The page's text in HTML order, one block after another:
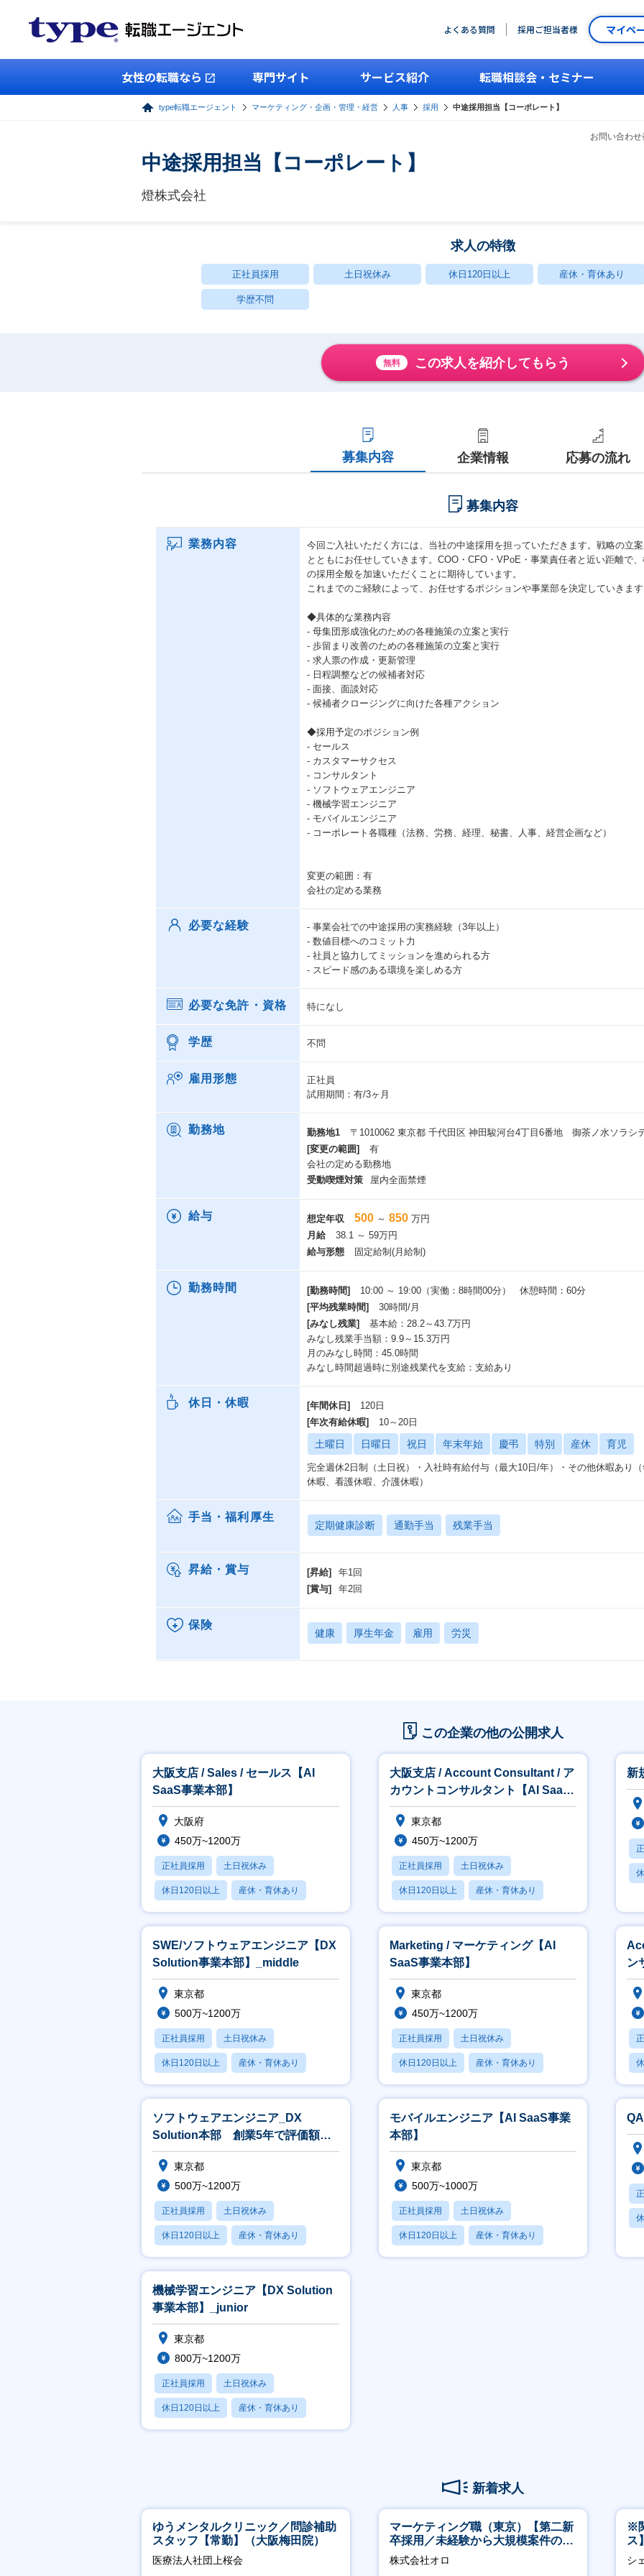
よくある質問 採用ご担当者様 マイペ
女性の転職なら 専門サイト サービス紹介 転職相談会・セミナー
type転職エージェント マーケティング・企画・管理・経営 人事 採用 中途採用担当【コーポレート】
お問い合わ
中途採用担当【コーポレート】
燈株式会社
求人の特徴
正社員採用 土日祝休み 休日120日以上 産休・育休あり
学歴不問
無料 この求人を紹介してもらう
募集内容 企業情報 応募の流れ
募集内容
業務内容
今回ご入社いただく方には、当社の中途採用を担っていただきます。戦略の立
とともにお任せしていきます。COO・CFO・VPoE・事業責任者と近い距離で
の採用全般を加速いただくことに期待しています。
これまでのご経験によって、お任せするポジションや事業部を決定していきます
◆具体的な業務内容
- 母集団形成強化のための各種施策の立案と実行
- 歩留まり改善のための各種施策の立案と実行
- 求人票の作成・更新管理
- 日程調整などの候補者対応
- 面接、面談対応
- 候補者クロージングに向けた各種アクション
◆採用予定のポジション例
- セールス
- カスタマーサクセス
- コンサルタント
- ソフトウェアエンジニア
- 機械学習エンジニア
- モバイルエンジニア
- コーポレート各職種（法務、労務、経理、秘書、人事、経営企画など）
変更の範囲：有
会社の定める業務
必要な経験
- 事業会社での中途採用の実務経験（3年以上）
- 数値目標へのコミット力
- 社員と協力してミッションを進められる方
- スピード感のある環境を楽しめる方
必要な免許・資格 特になし
学歴 不問
雇用形態
正社員
試用期間：有/3ヶ月
勤務地 勤務地1
〒1010062 東京都 千代田区 神田駿河台4丁目6番地 御茶ノ水ソラシ
[変更の範囲]
有
会社の定める勤務地
受動喫煙対策
屋内全面禁煙
給与 想定年収 500 ～ 850 万円
月給
38.1 ～ 59万円
給与形態
固定給制(月給制)
勤務時間 [勤務時間]
10:00 ～ 19:00（実働：8時間00分） 休憩時間：60分
[平均残業時間]
30時間/月
[みなし残業]
基本給：28.2～43.7万円
みなし残業手当額：9.9～15.3万円
月のみなし時間：45.0時間
みなし時間超過時に別途残業代を支給：支給あり
休日・休暇 [年間休日]
120日
[年次有給休暇]
10～20日
土曜日 日曜日 祝日 年末年始 慶弔 特別 産休 育児
完全週休2日制（土日祝）・入社時有給付与（最大10日/年）・その他休暇あり
休暇、看護休暇、介護休暇）
手当・福利厚生
定期健康診断 通勤手当 残業手当
昇給・賞与 [昇給]
年1回
[賞与]
年2回
保険
健康 厚生年金 雇用 労災
この企業の他の公開求人
大阪支店 / Sales / セールス【AI
SaaS事業本部】
大阪府
450万~1200万
正社員採用 土日祝休み
休日120日以上 産休・育休あり
賞与あり
大阪支店 / Account Consultant / ア
カウントコンサルタント【AI SaaS
事業
東京都
450万~1200万
正社員採用 土日祝休み
休日120日以上 産休・育休あり
賞与あり
新
SWE/ソフトウェアエンジニア【DX
Solution事業本部】_middle
東京都
500万~1200万
正社員採用 土日祝休み
休日120日以上 産休・育休あり
賞与あり
Marketing / マーケティング【AI
SaaS事業本部】
東京都
450万~1200万
正社員採用 土日祝休み
休日120日以上 産休・育休あり
賞与あり
ン
ソフトウェアエンジニア_DX
Solution本部 創業5年で評価額
1,000億円超／東大発AI企業
東京都
500万~1200万
正社員採用 土日祝休み
休日120日以上 産休・育休あり
賞与あり
モバイルエンジニア【AI SaaS事業
本部】
東京都
500万~1000万
正社員採用 土日祝休み
休日120日以上 産休・育休あり
賞与あり
機械学習エンジニア【DX Solution
事業本部】_junior
東京都
800万~1200万
正社員採用 土日祝休み
休日120日以上 産休・育休あり
賞与あり
新着求人
ゆうメンタルクリニック／問診補助
スタッフ【常勤】（大阪梅田院）
医療法人社団上桜会
マーケティング職（東京）【第二新
卒採用／未経験から大規模案件のマ
ーケティングが経験できる／研修充
実】
株式会社オロ
※
ス
ー
シ